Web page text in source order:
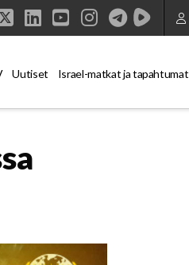
X LinkedIn
YouTube
Instagram
Uutiset Israel-matkat ja tapahtumat